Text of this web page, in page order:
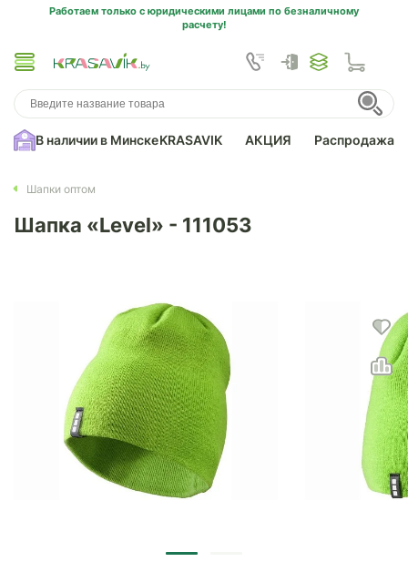
Работаем только с юридическими лицами по безналичному
расчету!
В наличии в МинскеKRASAVIK АКЦИЯ Распродажа
Шапки оптом
Шапка «Level» - 111053